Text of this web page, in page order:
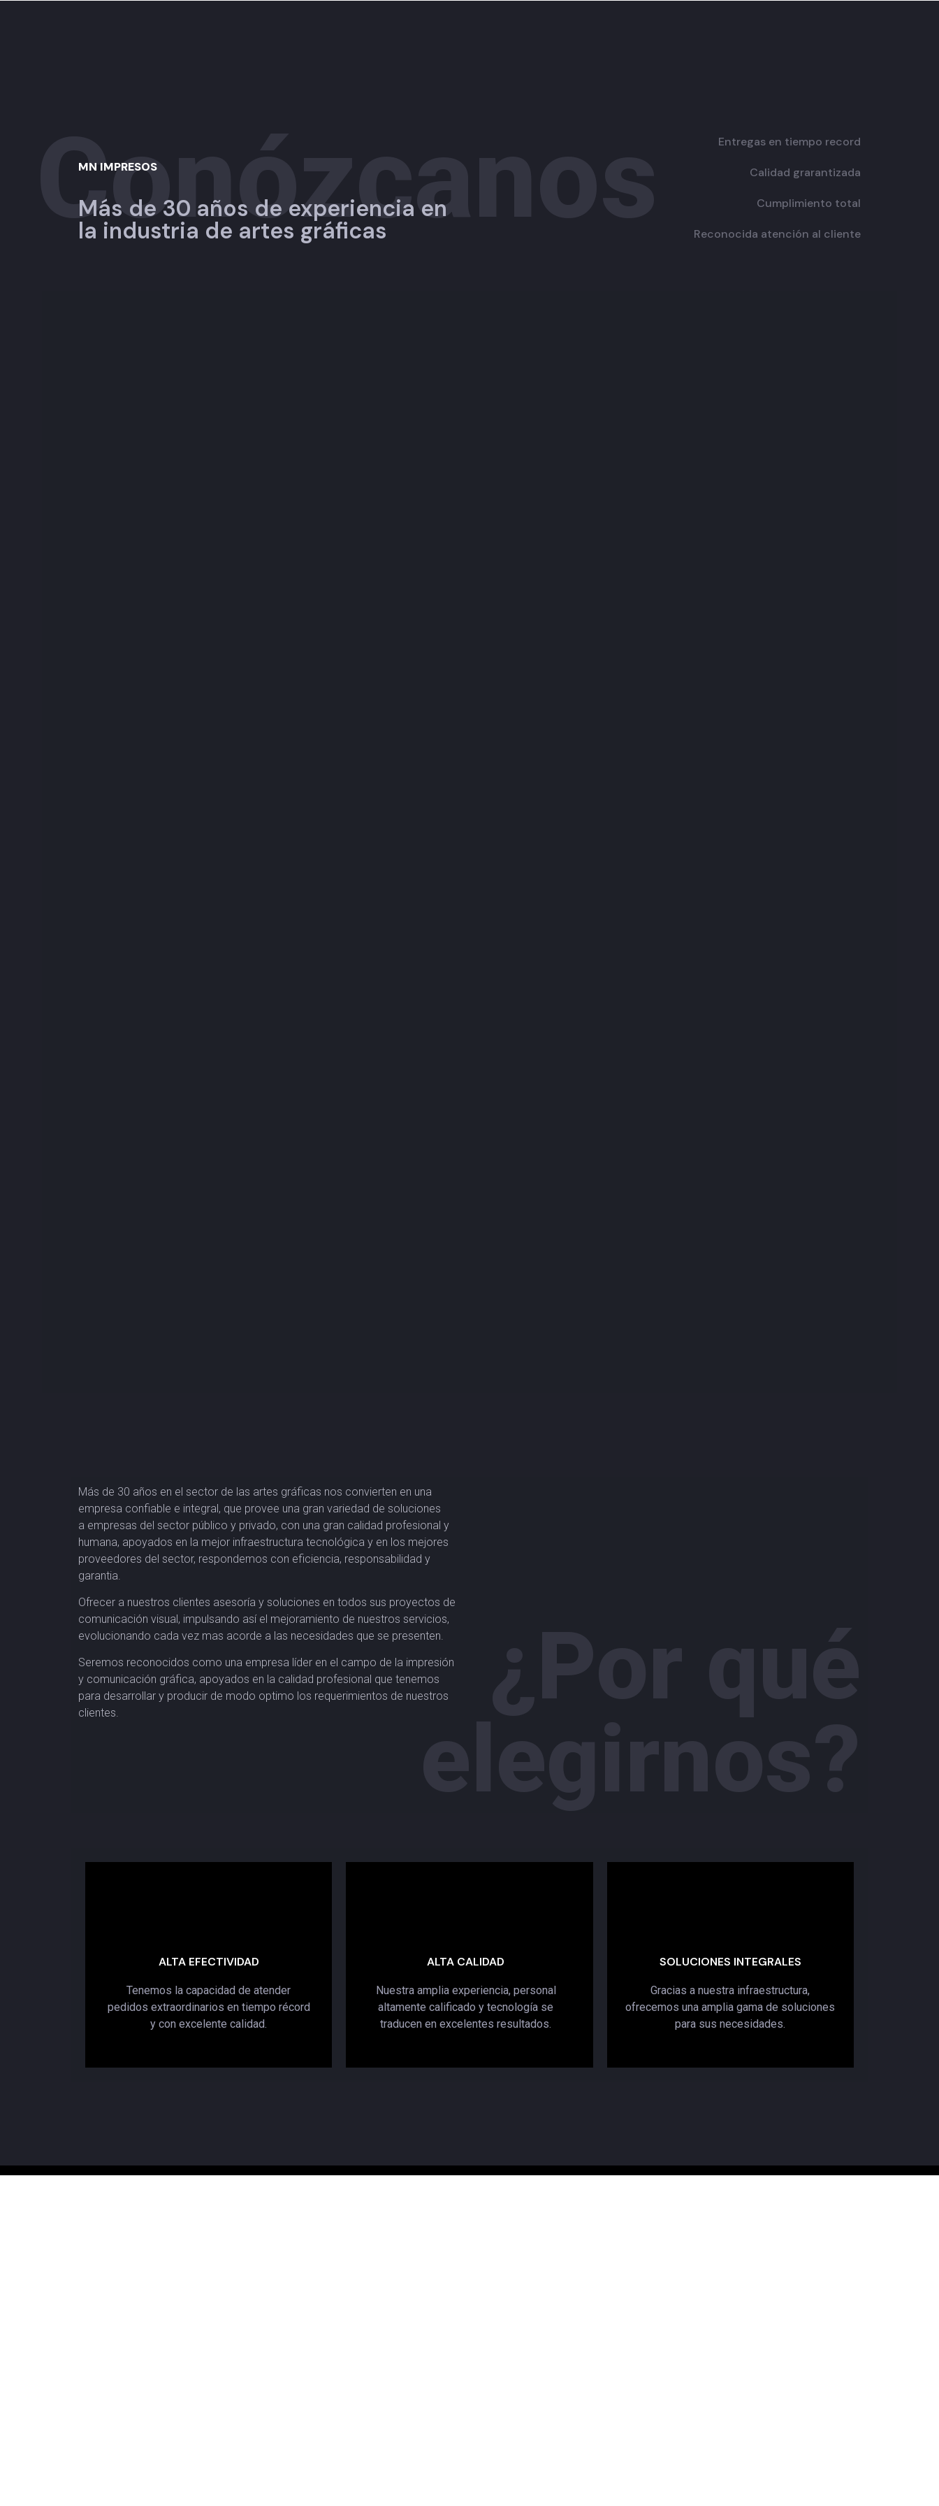
Conózcanos
MN IMPRESOS
Más de 30 años de experiencia en
la industria de artes gráficas
Entregas en tiempo record
Calidad grarantizada
Cumplimiento total
Reconocida atención al cliente
Más de 30 años en el sector de las artes gráficas nos convierten en una
empresa confiable e integral, que provee una gran variedad de soluciones
a empresas del sector público y privado, con una gran calidad profesional y
humana, apoyados en la mejor infraestructura tecnológica y en los mejores
proveedores del sector, respondemos con eficiencia, responsabilidad y
garantia.
Ofrecer a nuestros clientes asesoría y soluciones en todos sus proyectos de
comunicación visual, impulsando así el mejoramiento de nuestros servicios,
evolucionando cada vez mas acorde a las necesidades que se presenten.
Seremos reconocidos como una empresa líder en el campo de la impresión
y comunicación gráfica, apoyados en la calidad profesional que tenemos
para desarrollar y producir de modo optimo los requerimientos de nuestros
clientes.
¿Por qué
elegirnos?
ALTA EFECTIVIDAD
Tenemos la capacidad de atender
pedidos extraordinarios en tiempo récord
y con excelente calidad.
ALTA CALIDAD
Nuestra amplia experiencia, personal
altamente calificado y tecnología se
traducen en excelentes resultados.
SOLUCIONES INTEGRALES
Gracias a nuestra infraestructura,
ofrecemos una amplia gama de soluciones
para sus necesidades.